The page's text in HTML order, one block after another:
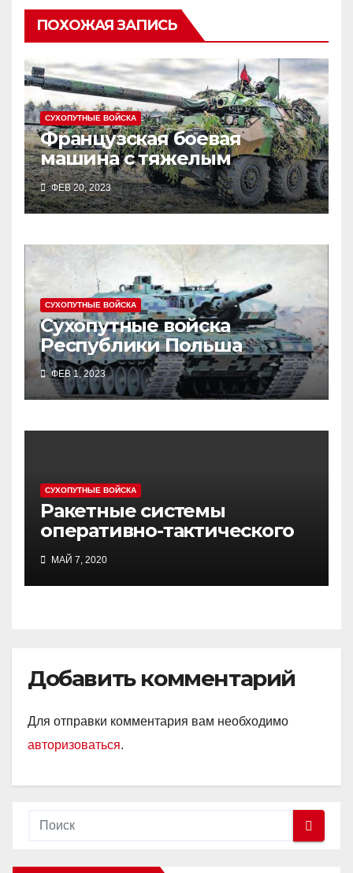
ПОХОЖАЯ ЗАПИСЬ
СУХОПУТНЫЕ ВОЙСКА
Французская боевая
машина с тяжелым
вооружением AMX-10RC
ФЕВ 20, 2023
СУХОПУТНЫЕ ВОЙСКА
Сухопутные войска
Республики Польша
ФЕВ 1, 2023
СУХОПУТНЫЕ ВОЙСКА
Ракетные системы
оперативно-тактического
назначения
МАЙ 7, 2020
Добавить комментарий
Для отправки комментария вам необходимо
авторизоваться.